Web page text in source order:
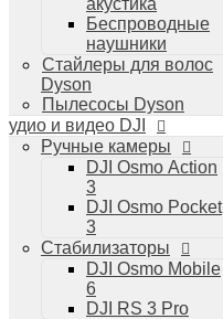
акустика
Беспроводные
наушники
Стайлеры для волос
Dyson
Пылесосы Dyson
и видео DJI
Ручные камеры
DJI Osmo Action
3
DJI Osmo Pocket
3
Стабилизаторы
DJI Osmo Mobile
6
DJI RS 3 Pro